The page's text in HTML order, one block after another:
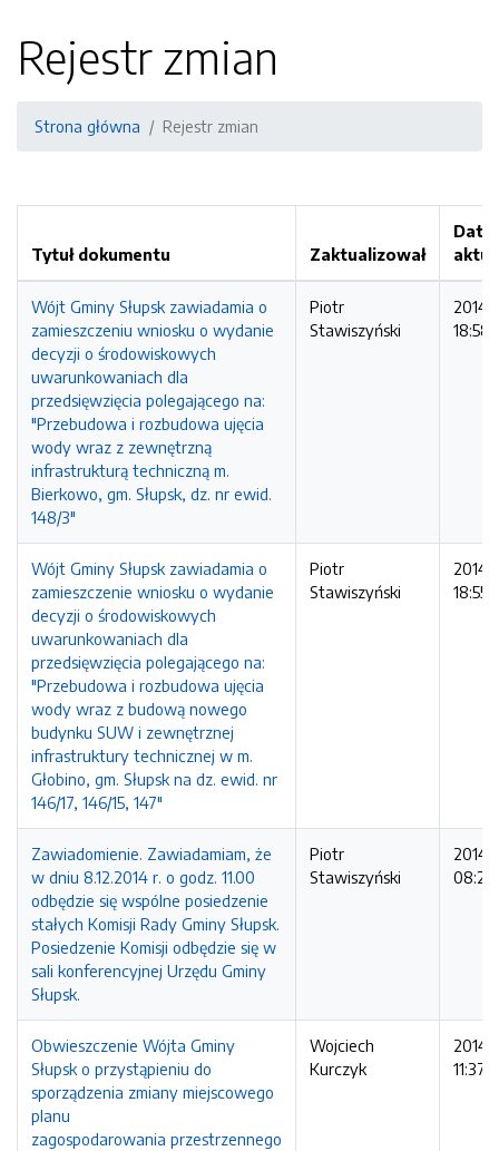
Rejestr zmian
Strona główna Rejestr zmian
Tytuł dokumentu Zaktualizował
Data
Wójt Gminy Słupsk zawiadamia o
zamieszczeniu wniosku o wydanie
decyzji o środowiskowych
uwarunkowaniach dla
przedsięwzięcia polegającego na:
"Przebudowa i rozbudowa ujęcia
wody wraz z zewnętrzną
infrastrukturą techniczną m.
Bierkowo, gm. Słupsk, dz. nr ewid.
148/3"
Piotr
Stawiszyński
2014-
Wójt Gminy Słupsk zawiadamia o
zamieszczenie wniosku o wydanie
decyzji o środowiskowych
uwarunkowaniach dla
przedsięwzięcia polegającego na:
"Przebudowa i rozbudowa ujęcia
wody wraz z budową nowego
budynku SUW i zewnętrznej
infrastruktury technicznej w m.
Głobino, gm. Słupsk na dz. ewid. nr
146/17, 146/15, 147"
Piotr
Stawiszyński
2014-
Zawiadomienie. Zawiadamiam, że
w dniu 8.12.2014 r. o godz. 11.00
odbędzie się wspólne posiedzenie
stałych Komisji Rady Gminy Słupsk.
Posiedzenie Komisji odbędzie się w
sali konferencyjnej Urzędu Gminy
Słupsk.
Piotr
Stawiszyński
2014-
Obwieszczenie Wójta Gminy
Słupsk o przystąpieniu do
sporządzenia zmiany miejscowego
planu
zagospodarowania przestrzennego
Wojciech
Kurczyk
2014-